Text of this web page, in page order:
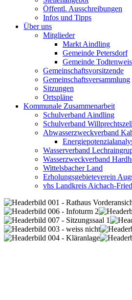
Öffentl. Ausschreibungen
Infos und Tipps
Über uns
Mitglieder
Markt Aindling
Gemeinde Petersdorf
Gemeinde Todtenweis
Gemeinschaftsvorsitzende
Gemeinschaftsversammlung
Sitzungen
Ortspläne
Kommunale Zusammenarbeit
Schulverband Aindling
Schulverband Willprechtszell
Abwasserzweckverband
Wasserverband
Wasserzweckverband
Wittelsbacher Land
Erholungsgebieteverein
vhs Landkreis Aichach-